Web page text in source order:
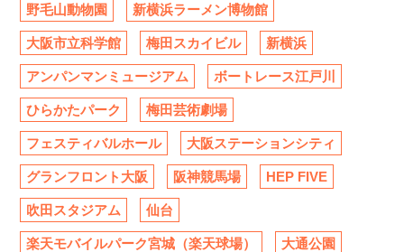
野毛山動物園 新横浜ラーメン博物館
大阪市立科学館 梅田スカイビル 新横浜
アンパンマンミュージアム ボートレース江戸川
ひらかたパーク 梅田芸術劇場
フェスティバルホール 大阪ステーションシティ
グランフロント大阪 阪神競馬場 HEP FIVE
吹田スタジアム 仙台
楽天モバイルパーク宮城（楽天球場） 大通公園